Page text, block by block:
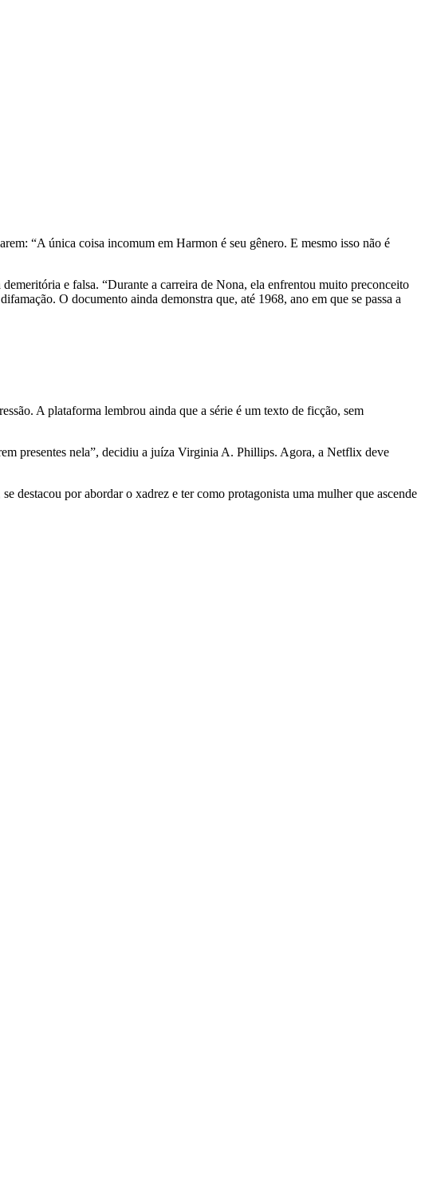
“A única coisa incomum em Harmon é seu gênero. E mesmo isso não é
e falsa. “Durante a carreira de Nona, ela enfrentou muito preconceito
O documento ainda demonstra que, até 1968, ano em que se passa a
A plataforma lembrou ainda que a série é um texto de ficção, sem
presentes nela”, decidiu a juíza Virginia A. Phillips. Agora, a Netflix deve
destacou por abordar o xadrez e ter como protagonista uma mulher que ascende